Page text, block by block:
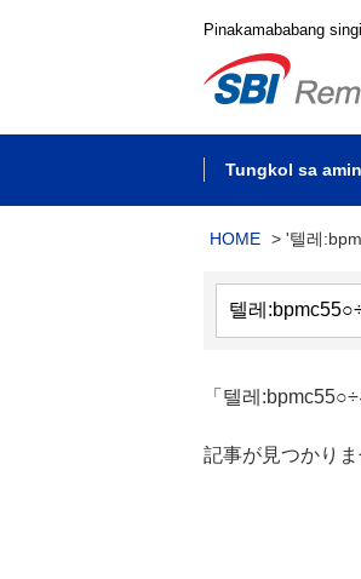
Pinakamababang
Tungkol sa amin
HOME > '텔레
「텔레
記事が見つかりま